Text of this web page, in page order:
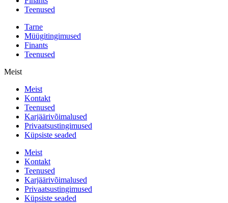
Teenused
Tarne
Müügitingimused
Finants
Teenused
Meist
Meist
Kontakt
Teenused
Karjäärivõimalused
Privaatsustingimused
Küpsiste seaded
Meist
Kontakt
Teenused
Karjäärivõimalused
Privaatsustingimused
Küpsiste seaded